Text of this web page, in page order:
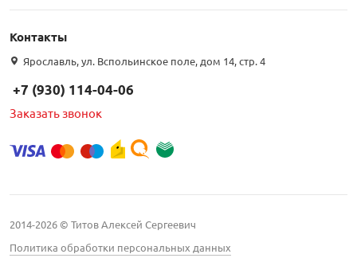
Контакты
Ярославль, ул. Вспольинское поле, дом 14, стр. 4
+7 (930) 114-04-06
Заказать звонок
2014-2026 © Титов Алексей Сергеевич
Политика обработки персональных данных